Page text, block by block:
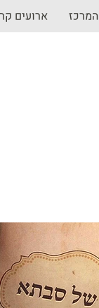
המרכז ארועים